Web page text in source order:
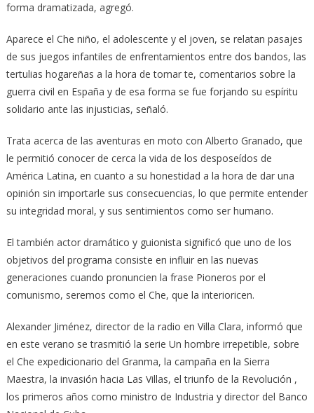
forma dramatizada, agregó.
Aparece el Che niño, el adolescente y el joven, se relatan pasajes
de sus juegos infantiles de enfrentamientos entre dos bandos, las
tertulias hogareñas a la hora de tomar te, comentarios sobre la
guerra civil en España y de esa forma se fue forjando su espíritu
solidario ante las injusticias, señaló.
Trata acerca de las aventuras en moto con Alberto Granado, que
le permitió conocer de cerca la vida de los desposeídos de
América Latina, en cuanto a su honestidad a la hora de dar una
opinión sin importarle sus consecuencias, lo que permite entender
su integridad moral, y sus sentimientos como ser humano.
El también actor dramático y guionista significó que uno de los
objetivos del programa consiste en influir en las nuevas
generaciones cuando pronuncien la frase Pioneros por el
comunismo, seremos como el Che, que la interioricen.
Alexander Jiménez, director de la radio en Villa Clara, informó que
en este verano se trasmitió la serie Un hombre irrepetible, sobre
el Che expedicionario del Granma, la campaña en la Sierra
Maestra, la invasión hacia Las Villas, el triunfo de la Revolución ,
los primeros años como ministro de Industria y director del Banco